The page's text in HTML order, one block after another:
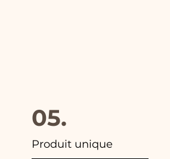
05.
Produit unique